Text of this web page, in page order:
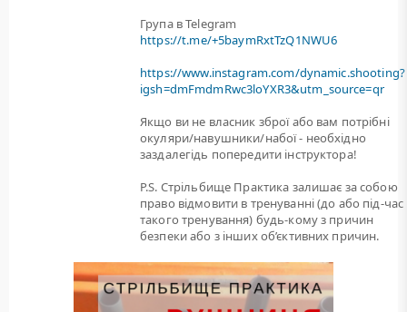
Група в Telegram
https://t.me/+5baymRxtTzQ1NWU6
https://www.instagram.com/dynamic.shooting?
igsh=dmFmdmRwc3loYXR3&utm_source=qr
Якщо ви не власник зброї або вам потрiбнi
окуляри/навушники/набої - необхідно
заздалегідь попередити інструктора!
P.S. Стрільбище Практика залишає за собою
право відмовити в тренуванні (до або під-час
такого тренування) будь-кому з причин
безпеки або з інших об’єктивних причин.